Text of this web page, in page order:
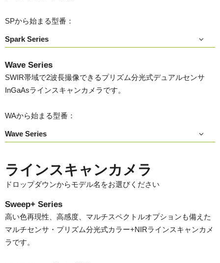
SPから始まる型番：
Spark Series
Wave Series
SWIR帯域で2波長撮像できるプリズム分光式デュアルセンサ
InGaAsラインスキャンカメラです。
WAから始まる型番：
Wave Series
ラインスキャンカメラ
ドロップダウンからモデル名をお選びください
Sweep+ Series
高い色再現性、高感度、マルチスペクトルオプションも備えた
マルチセンサ・プリズム分光式カラー+NIRラインスキャンカメ
ラです。